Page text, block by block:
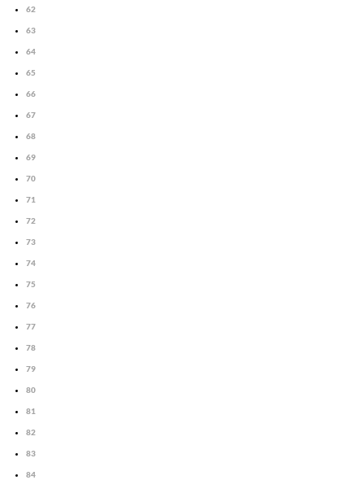
62
63
64
65
66
67
68
69
70
71
72
73
74
75
76
77
78
79
80
81
82
83
84